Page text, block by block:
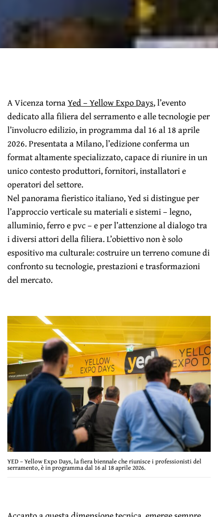
A Vicenza tornaYed – Yellow Expo Days, l’evento
dedicato alla filiera del serramento e alle tecnologie per
l’involucro edilizio, in programma dal 16 al 18 aprile
2026. Presentata a Milano, l’edizione conferma un
format altamente specializzato, capace di riunire in un
unico contesto produttori, fornitori, installatori e
operatori del settore.
Nel panorama fieristico italiano, Yed si distingue per
l’approccio verticale su materiali e sistemi – legno,
alluminio, ferro e pvc – e per l’attenzione al dialogo tra
i diversi attori della filiera. L’obiettivo non è solo
espositivo ma culturale: costruire un terreno comune di
confronto su tecnologie, prestazioni e trasformazioni
del mercato.
YED – Yellow Expo Days, la fiera biennale che riunisce i professionisti del
serramento, è in programma dal 16 al 18 aprile 2026.